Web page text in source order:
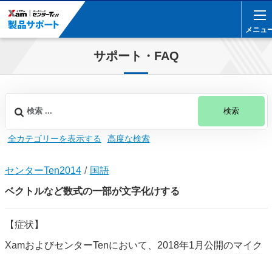
メニュ
メニュ
サポート・FAQ
検索
全カテゴリーを表示する 高度な検索
センターTen2014
国語
ベクトルなど数式の一部が文字化けする
【症状】
XamおよびセンターTenにおいて、2018年1月公開のマイク